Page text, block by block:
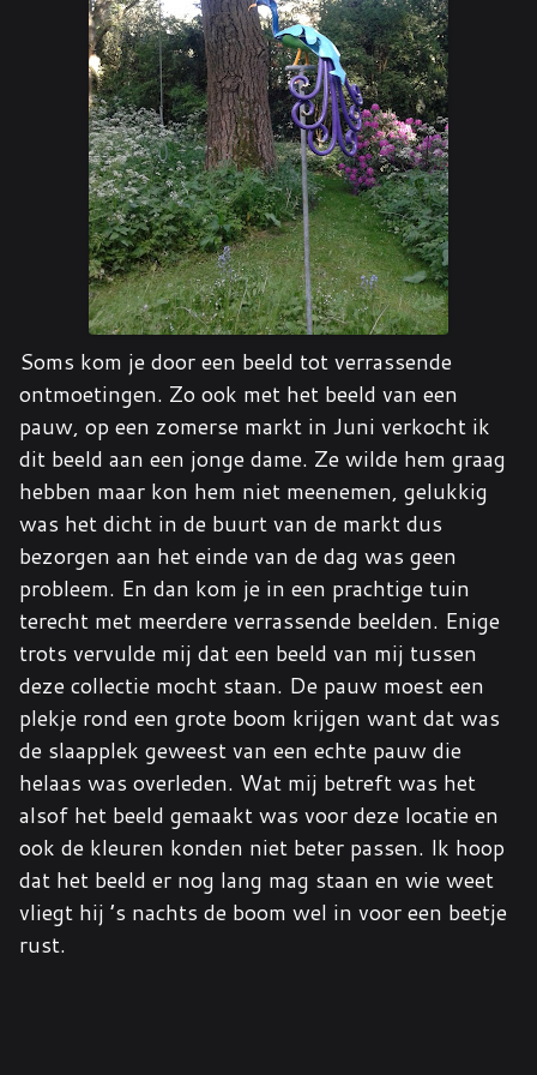
Soms kom je door een beeld tot verrassende
ontmoetingen. Zo ook met het beeld van een
pauw, op een zomerse markt in Juni verkocht ik
dit beeld aan een jonge dame. Ze wilde hem graag
hebben maar kon hem niet meenemen, gelukkig
was het dicht in de buurt van de markt dus
bezorgen aan het einde van de dag was geen
probleem. En dan kom je in een prachtige tuin
terecht met meerdere verrassende beelden. Enige
trots vervulde mij dat een beeld van mij tussen
deze collectie mocht staan. De pauw moest een
plekje rond een grote boom krijgen want dat was
de slaapplek geweest van een echte pauw die
helaas was overleden. Wat mij betreft was het
alsof het beeld gemaakt was voor deze locatie en
ook de kleuren konden niet beter passen. Ik hoop
dat het beeld er nog lang mag staan en wie weet
vliegt hij ’s nachts de boom wel in voor een beetje
rust.